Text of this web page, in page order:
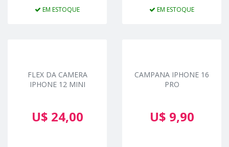
EM ESTOQUE EM ESTOQUE
FLEX DA CAMERA
IPHONE 12 MINI
U$ 24,00
CAMPANA IPHONE 16
PRO
U$ 9,90